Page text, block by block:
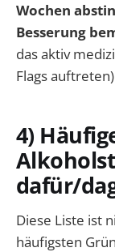
Wochen
Besserung
das aktiv
Flags
4)
dafür/
Diese Liste ist
häufigsten